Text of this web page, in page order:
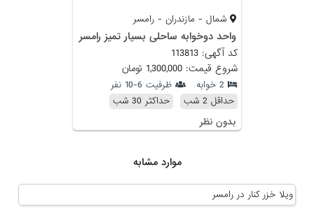
شمال - مازندران - رامسر
واحد دوخوابه ساحلی بسیار تمیز رامسر
کد آگهی: 113813
شروع قیمت: 1,300,000 تومان
2 خوابه
ظرفیت 6-10 نفر
حداقل 2 شب
حداکثر 30 شب
بدون نظر
موارد مشابه
ویلا خزر کنار در رامسر